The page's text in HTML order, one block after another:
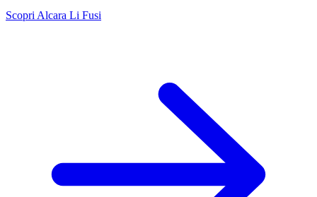
Scopri Alcara Li Fusi